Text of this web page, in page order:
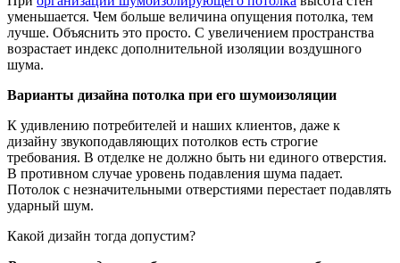
уменьшается. Чем больше величина опущения потолка, тем
лучше. Объяснить это просто. С увеличением пространства
возрастает индекс дополнительной изоляции воздушного
шума.
Варианты дизайна потолка при его шумоизоляции
К удивлению потребителей и наших клиентов, даже к
дизайну звукоподавляющих потолков есть строгие
требования. В отделке не должно быть ни единого отверстия.
В противном случае уровень подавления шума падает.
Потолок с незначительными отверстиями перестает подавлять
ударный шум.
Какой дизайн тогда допустим?